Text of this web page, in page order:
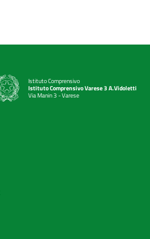
Istituto Comprensivo
Istituto Comprensivo Varese 3 A.Vidoletti
Via Manin 3 - Varese